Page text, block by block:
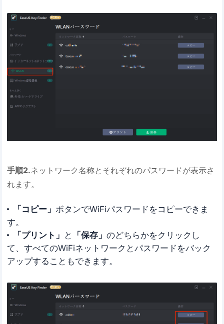
手順2.ネットワーク名称とそれぞれのパスワードが表示さ
れます。
「コピー」 ボタンでWiFiパスワードをコピーできま
す。
「プリント」 と 「保存」 のどちらかをクリックし
て、すべてのWiFiネットワークとパスワードをバック
アップすることもできます。